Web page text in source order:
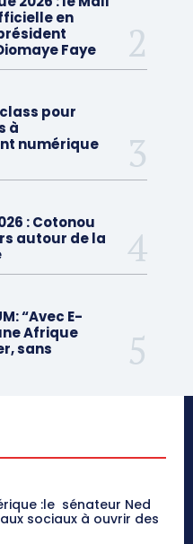
en
Faye
pour
à
numérique
: Cotonou
autour de la
“Avec E-
Afrique
sans
:le sénateur Ned
sociaux à ouvrir des